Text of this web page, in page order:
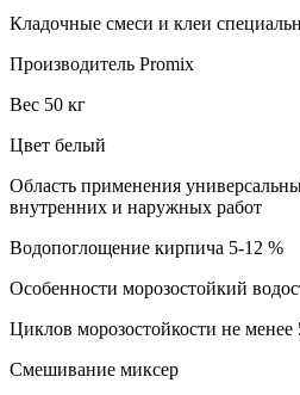
Кладочные смеси и клеи
Производитель Promix
Вес 50 кг
Цвет белый
Область применения
внутренних и наружных работ
Водопоглощение кирпича 5-12 %
Особенности морозостойкий
Циклов морозостойкости не менее
Смешивание миксер